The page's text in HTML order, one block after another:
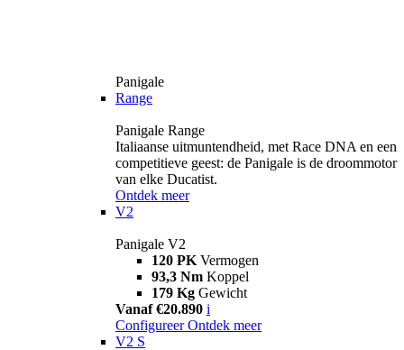
Panigale
Range
Panigale Range
Italiaanse uitmuntendheid, met Race DNA en een
competitieve geest: de Panigale is de droommotor
van elke Ducatist.
Ontdek meer
V2
Panigale V2
120 PK Vermogen
93,3 Nm Koppel
179 Kg Gewicht
Vanaf €20.890 i
Configureer Ontdek meer
V2 S